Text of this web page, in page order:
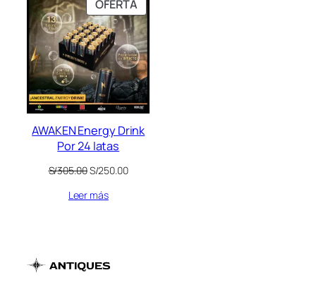
OFERTAPRODUCTO
EN
OFERTA
AWAKEN Energy Drink
Por 24 latas
S/305.00El
original
S/250.00El
Leer más